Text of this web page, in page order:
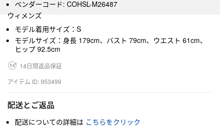
ベンダーコード: COHSL-M26487
ウィメンズ
モデル着用サイズ：S
モデルサイズ：身長 179cm、バスト 79cm、ウエスト 61cm、
ヒップ 92.5cm
14日間返品保証
アイテム ID: 953499
配送とご返品
配送についての詳細は こちらをクリック